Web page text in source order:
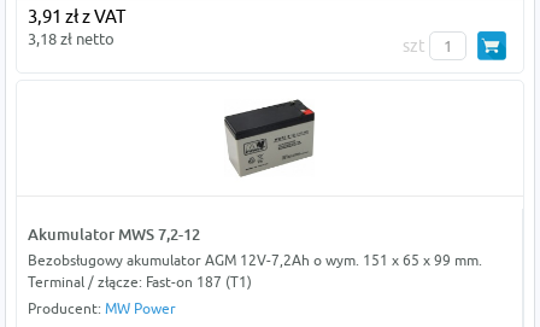
3,91 zł z VAT
3,18 zł netto szt
Akumulator MWS 7,2-12
Bezobsługowy akumulator AGM 12V-7,2Ah o wym. 151 x 65 x 99 mm.
Terminal / złącze: Fast-on 187 (T1)
Producent: MW Power